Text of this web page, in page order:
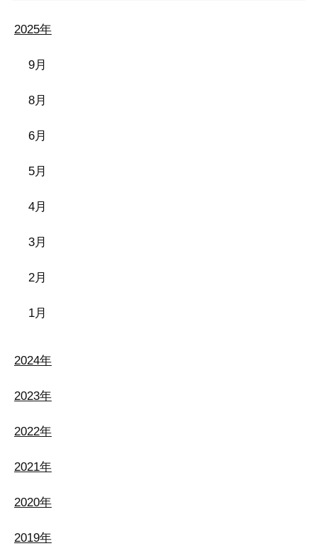
2025年
9月
8月
6月
5月
4月
3月
2月
1月
2024年
2023年
2022年
2021年
2020年
2019年